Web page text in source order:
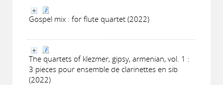
Gospel mix : for flute quartet (2022)
The quartets of klezmer, gipsy, armenian, vol. 1 :
3 pieces pour ensemble de clarinettes en sib
(2022)